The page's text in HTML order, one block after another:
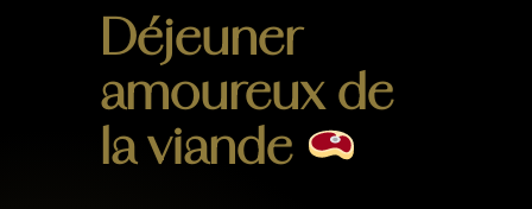
Déjeuner
amoureux de
la viande